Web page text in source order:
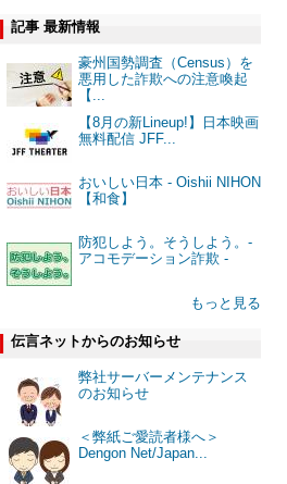
記事 最新情報
豪州国勢調査（Census）を
悪用した詐欺への注意喚起
【...
【8月の新Lineup!】日本映画
無料配信 JFF...
おいしい日本 - Oishii NIHON
【和食】
防犯しよう。そうしよう。-
アコモデーション詐欺 -
もっと見る
伝言ネットからのお知らせ
弊社サーバーメンテナンス
のお知らせ
＜弊紙ご愛読者様へ＞
Dengon Net/Japan...